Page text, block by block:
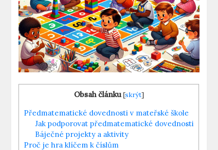
Obsah článku [skrýt]
Předmatematické dovednosti v mateřské škole
Jak podporovat předmatematické dovednosti
Báječné projekty a aktivity
Proč je hra klíčem k číslům